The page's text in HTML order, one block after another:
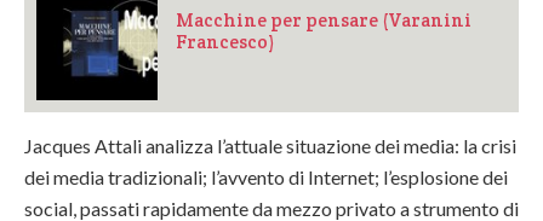
Macchine per pensare (Varanini
Francesco)
Jacques Attali analizza l’attuale situazione dei media: la crisi
dei media tradizionali; l’avvento di Internet; l’esplosione dei
social, passati rapidamente da mezzo privato a strumento di